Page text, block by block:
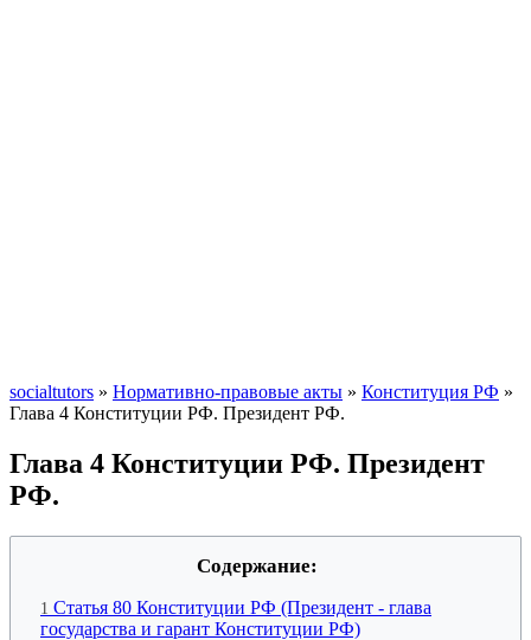
socialtutors » Нормативно-правовые акты » Конституция РФ »
Глава 4 Конституции РФ. Президент РФ.
Глава 4 Конституции РФ. Президент
РФ.
Содержание:
1 Статья 80 Конституции РФ (Президент - глава
государства и гарант Конституции РФ)